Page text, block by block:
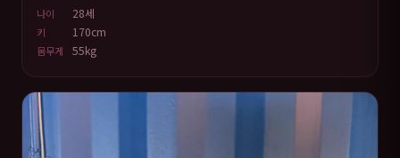
나이 28세
키 170cm
몸무게 55kg